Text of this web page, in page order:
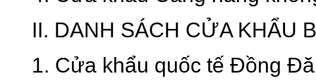
II. DANH SÁCH CỬA KHẨU
1. Cửa khẩu quốc tế Đồng